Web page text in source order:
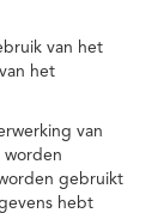
van het
het
van
worden
gebruikt
hebt